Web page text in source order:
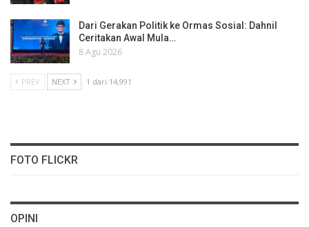
Dari Gerakan Politik ke Ormas Sosial: Dahnil
Ceritakan Awal Mula…
8 Agu 2026
PREV NEXT 1 dari 14,991
FOTO FLICKR
OPINI